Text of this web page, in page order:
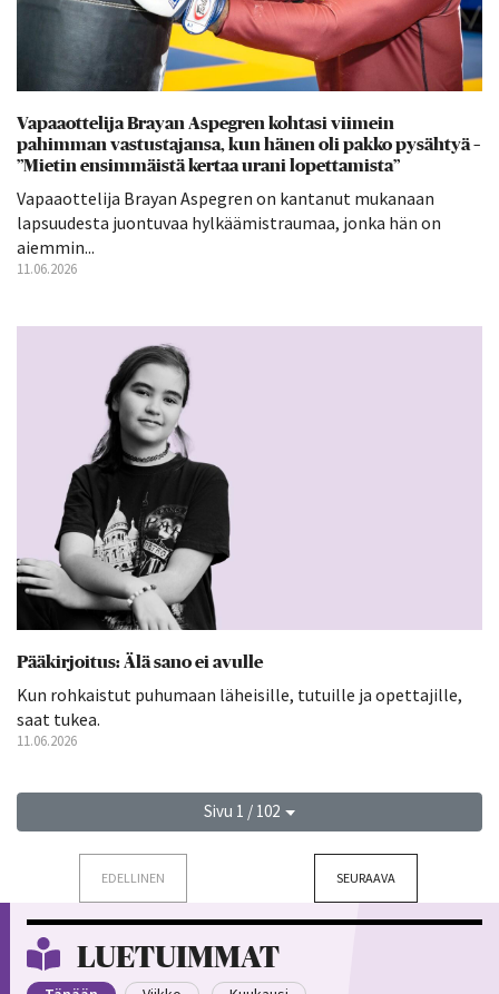
Vapaaottelija Brayan Aspegren kohtasi viimein
pahimman vastustajansa, kun hänen oli pakko pysähtyä –
”Mietin ensimmäistä kertaa urani lopettamista”
Vapaaottelija Brayan Aspegren on kantanut mukanaan
lapsuudesta juontuvaa hylkäämistraumaa, jonka hän on
aiemmin...
11.06.2026
Pääkirjoitus: Älä sano ei avulle
Kun rohkaistut puhumaan läheisille, tutuille ja opettajille,
saat tukea.
11.06.2026
Sivu 1 / 102
EDELLINEN SEURAAVA
LUETUIMMAT